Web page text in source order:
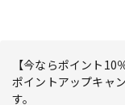
【今ならポイント10
ポイントアップキャ
す。